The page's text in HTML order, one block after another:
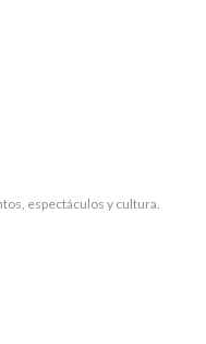
espectáculos y cultura.